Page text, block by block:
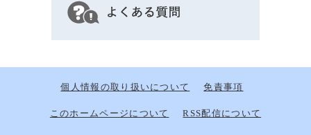
個人情報の取り扱いについて 免責事項
このホームページについて RSS配信について